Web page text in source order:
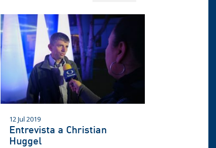
12 Jul 2019
Entrevista a Christian
Huggel